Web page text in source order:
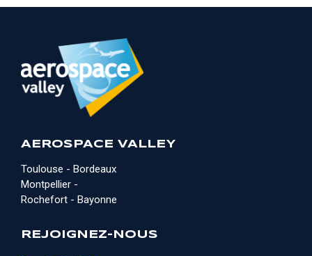
AEROSPACE VALLEY
Toulouse - Bordeaux
Montpellier -
Rochefort - Bayonne
REJOIGNEZ-NOUS